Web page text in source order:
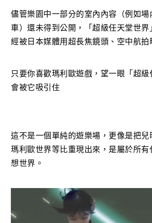
儘管樂園中一部分的室內內容（例如場
車）還未得到公開，「超級任天堂世
經被日本媒體用超長焦鏡頭、空中航拍
只要你喜歡瑪利歐遊戲，望一眼「超
會被它吸引住
這不是一個單純的遊樂場，更像是把兒
瑪利歐世界等比重現出來，是屬於所有
想世界。